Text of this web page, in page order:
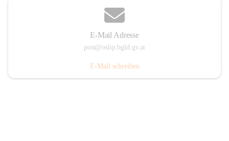
E-Mail Adresse
post@oslip.bgld.gv.at
E-Mail schreiben